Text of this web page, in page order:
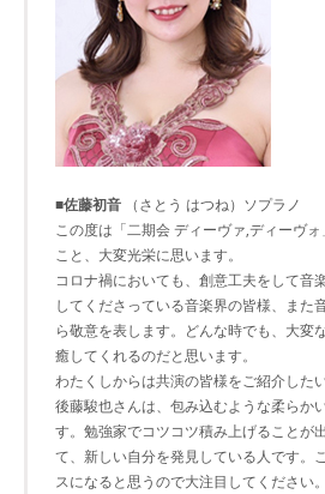
■佐藤初音 （さとう はつね）ソプラノ
この度は「二期会 ディーヴァ,ディーヴ
こと、大変光栄に思います。
コロナ禍においても、創意工夫をして音
してくださっている音楽界の皆様、また
ら敬意を表します。どんな時でも、大変
癒してくれるのだと思います。
わたくしからは共演の皆様をご紹介した
後藤駿也さんは、包み込むような柔らか
す。勉強家でコツコツ積み上げることが
て、新しい自分を発見している人です。
スになると思うので大注目してください。